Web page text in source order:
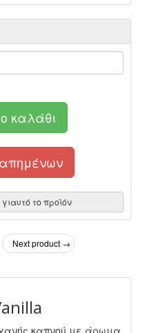
καλάθι
το προϊόν
Next product →
καπνού με άρωμα